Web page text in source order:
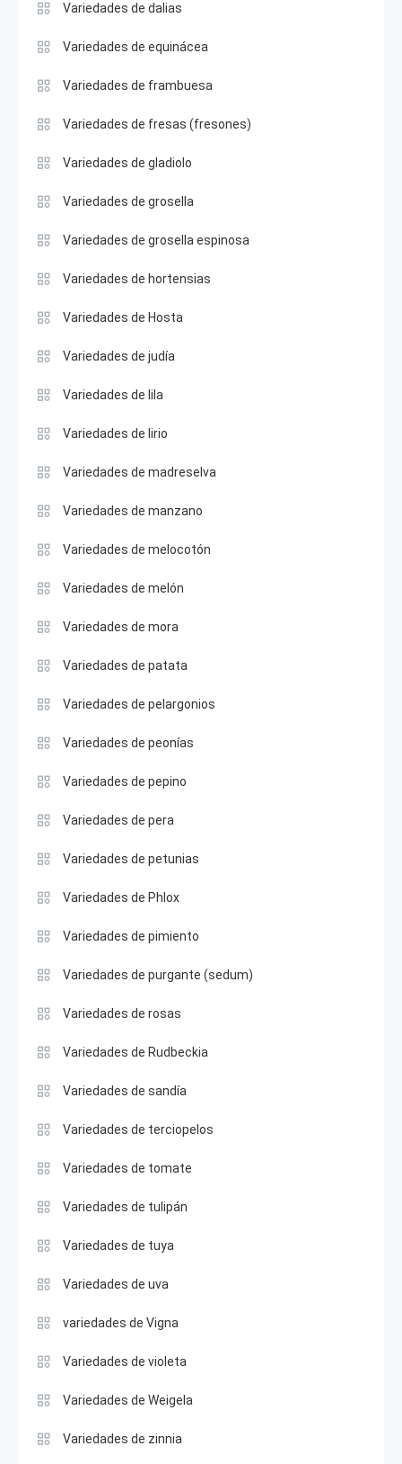
Variedades de dalias
Variedades de equinácea
Variedades de frambuesa
Variedades de fresas (fresones)
Variedades de gladiolo
Variedades de grosella
Variedades de grosella espinosa
Variedades de hortensias
Variedades de Hosta
Variedades de judía
Variedades de lila
Variedades de lirio
Variedades de madreselva
Variedades de manzano
Variedades de melocotón
Variedades de melón
Variedades de mora
Variedades de patata
Variedades de pelargonios
Variedades de peonías
Variedades de pepino
Variedades de pera
Variedades de petunias
Variedades de Phlox
Variedades de pimiento
Variedades de purgante (sedum)
Variedades de rosas
Variedades de Rudbeckia
Variedades de sandía
Variedades de terciopelos
Variedades de tomate
Variedades de tulipán
Variedades de tuya
Variedades de uva
variedades de Vigna
Variedades de violeta
Variedades de Weigela
Variedades de zinnia